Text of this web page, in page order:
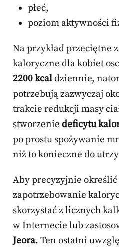
płeć,
poziom aktywności
Na przykład przeciętne
kaloryczne dla kobiet
2200 kcaldziennie,
potrzebują zazwyczaj
trakcie redukcji masy
stworzenie deficytu
po prostu spożywanie
niż to konieczne do
Aby precyzyjnie określić
zapotrzebowanie
skorzystać z licznych
w Internecie lub
Jeora. Ten ostatni